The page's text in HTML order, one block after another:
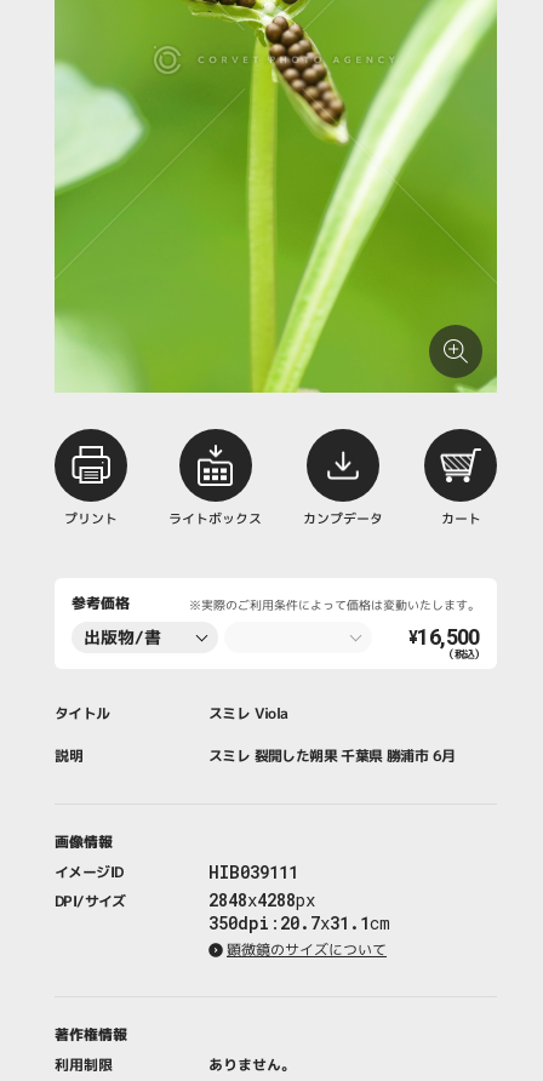
プリント ライトボックス カンプデータ カート
参考価格 ※実際のご利用条件によって価格は変動いたします。
出版物/書
¥16,500
（税込）
タイトル スミレ Viola
説明 スミレ 裂開した朔果 千葉県 勝浦市 6月
画像情報
イメージID
HIB039111
DPI/サイズ 2848x4288px
350dpi : 20.7x31.1cm
顕微鏡のサイズについて
著作権情報
利用制限
ありません。